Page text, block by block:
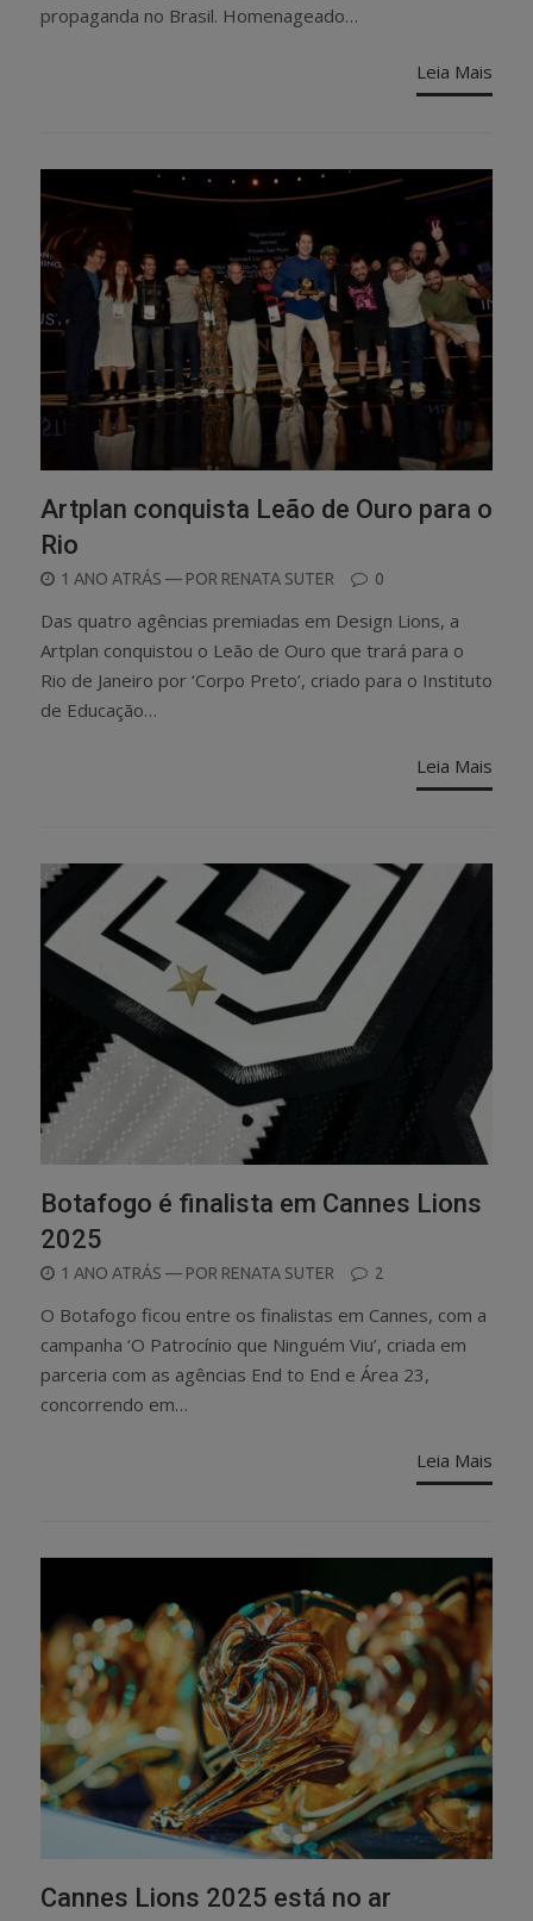
propaganda no Brasil. Homenageado…
Leia Mais
Artplan conquista Leão de Ouro para o
Rio
POSTED
1 ANO ATRÁS — POR RENATA SUTER 0
Das quatro agências premiadas em Design Lions, a
Artplan conquistou o Leão de Ouro que trará para o
Rio de Janeiro por ‘Corpo Preto’, criado para o Instituto
de Educação…
Leia Mais
Botafogo é finalista em Cannes Lions
2025
POSTED
1 ANO ATRÁS — POR RENATA SUTER 2
O Botafogo ficou entre os finalistas em Cannes, com a
campanha ‘O Patrocínio que Ninguém Viu’, criada em
parceria com as agências End to End e Área 23,
concorrendo em…
Leia Mais
Cannes Lions 2025 está no ar